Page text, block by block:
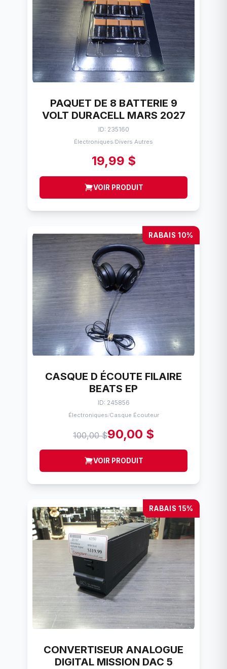
PAQUET DE 8 BATTERIE 9
VOLT DURACELL MARS 2027
ID: 235160
Électroniques/Divers Autres
19,99 $
VOIR PRODUIT
RABAIS 10%
CASQUE D ÉCOUTE FILAIRE
BEATS EP
ID: 245856
Électroniques/Casque Écouteur
100,00 $90,00 $
VOIR PRODUIT
RABAIS 15%
CONVERTISEUR ANALOGUE
DIGITAL MISSION DAC 5